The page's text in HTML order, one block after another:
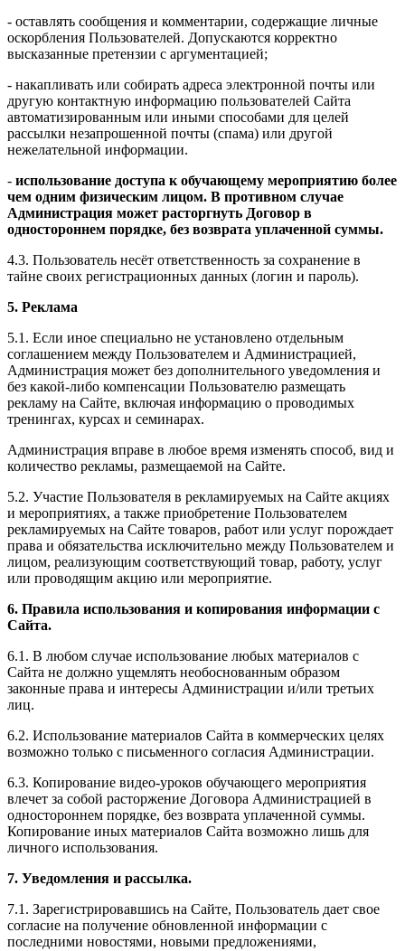
- оставлять сообщения и комментарии, содержащие личные
оскорбления Пользователей. Допускаются корректно
высказанные претензии с аргументацией;
- накапливать или собирать адреса электронной почты или
другую контактную информацию пользователей Сайта
автоматизированным или иными способами для целей
рассылки незапрошенной почты (спама) или другой
нежелательной информации.
- использование доступа к обучающему мероприятию более
чем одним физическим лицом. В противном случае
Администрация может расторгнуть Договор в
одностороннем порядке, без возврата уплаченной суммы.
4.3. Пользователь несёт ответственность за сохранение в
тайне своих регистрационных данных (логин и пароль).
5. Реклама
5.1. Если иное специально не установлено отдельным
соглашением между Пользователем и Администрацией,
Администрация может без дополнительного уведомления и
без какой-либо компенсации Пользователю размещать
рекламу на Сайте, включая информацию о проводимых
тренингах, курсах и семинарах.
Администрация вправе в любое время изменять способ, вид и
количество рекламы, размещаемой на Сайте.
5.2. Участие Пользователя в рекламируемых на Сайте акциях
и мероприятиях, а также приобретение Пользователем
рекламируемых на Сайте товаров, работ или услуг порождает
права и обязательства исключительно между Пользователем и
лицом, реализующим соответствующий товар, работу, услуг
или проводящим акцию или мероприятие.
6. Правила использования и копирования информации с
Сайта.
6.1. В любом случае использование любых материалов с
Сайта не должно ущемлять необоснованным образом
законные права и интересы Администрации и/или третьих
лиц.
6.2. Использование материалов Сайта в коммерческих целях
возможно только с письменного согласия Администрации.
6.3. Копирование видео-уроков обучающего мероприятия
влечет за собой расторжение Договора Администрацией в
одностороннем порядке, без возврата уплаченной суммы.
Копирование иных материалов Сайта возможно лишь для
личного использования.
7. Уведомления и рассылка.
7.1. Зарегистрировавшись на Сайте, Пользователь дает свое
согласие на получение обновленной информации с
последними новостями, новыми предложениями,